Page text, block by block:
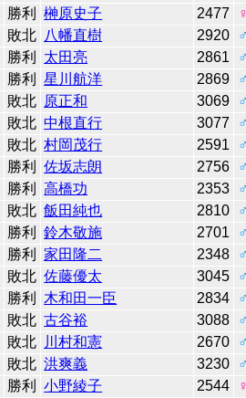
勝利 榊原史子 2477
敗北 八幡直樹 2920
勝利 太田亮 2861
勝利 星川航洋 2869
敗北 原正和 3069
敗北 中根直行 3077
敗北 村岡茂行 2591
勝利 佐坂志朗 2756
勝利 高橋功 2353
敗北 飯田純也 2810
勝利 鈴木敬施 2701
勝利 家田隆二 2348
敗北 佐藤優太 3045
勝利 木和田一臣 2834
敗北 古谷裕 3088
敗北 川村和憲 2670
敗北 洪爽義 3230
勝利 小野綾子 2544